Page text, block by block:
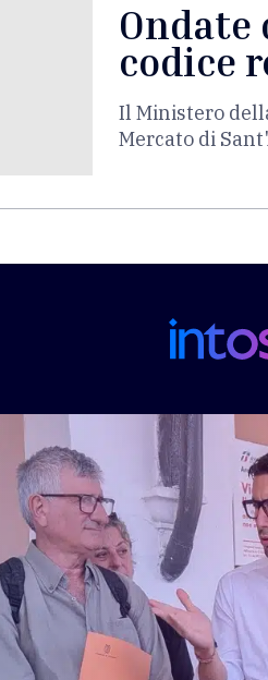
Ondate
codice
Il Ministero
Mercato di